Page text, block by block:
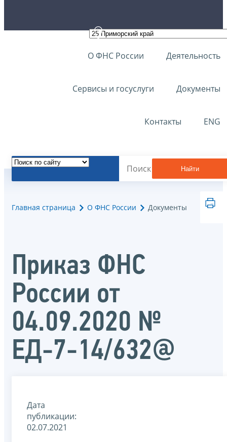
О ФНС России Деятельность
Сервисы и госуслуги Документы
Контакты ENG
Найти
Главная страница О ФНС России Документы
Приказ ФНС
России от
04.09.2020 №
ЕД-7-14/632@
Дата
публикации:
02.07.2021